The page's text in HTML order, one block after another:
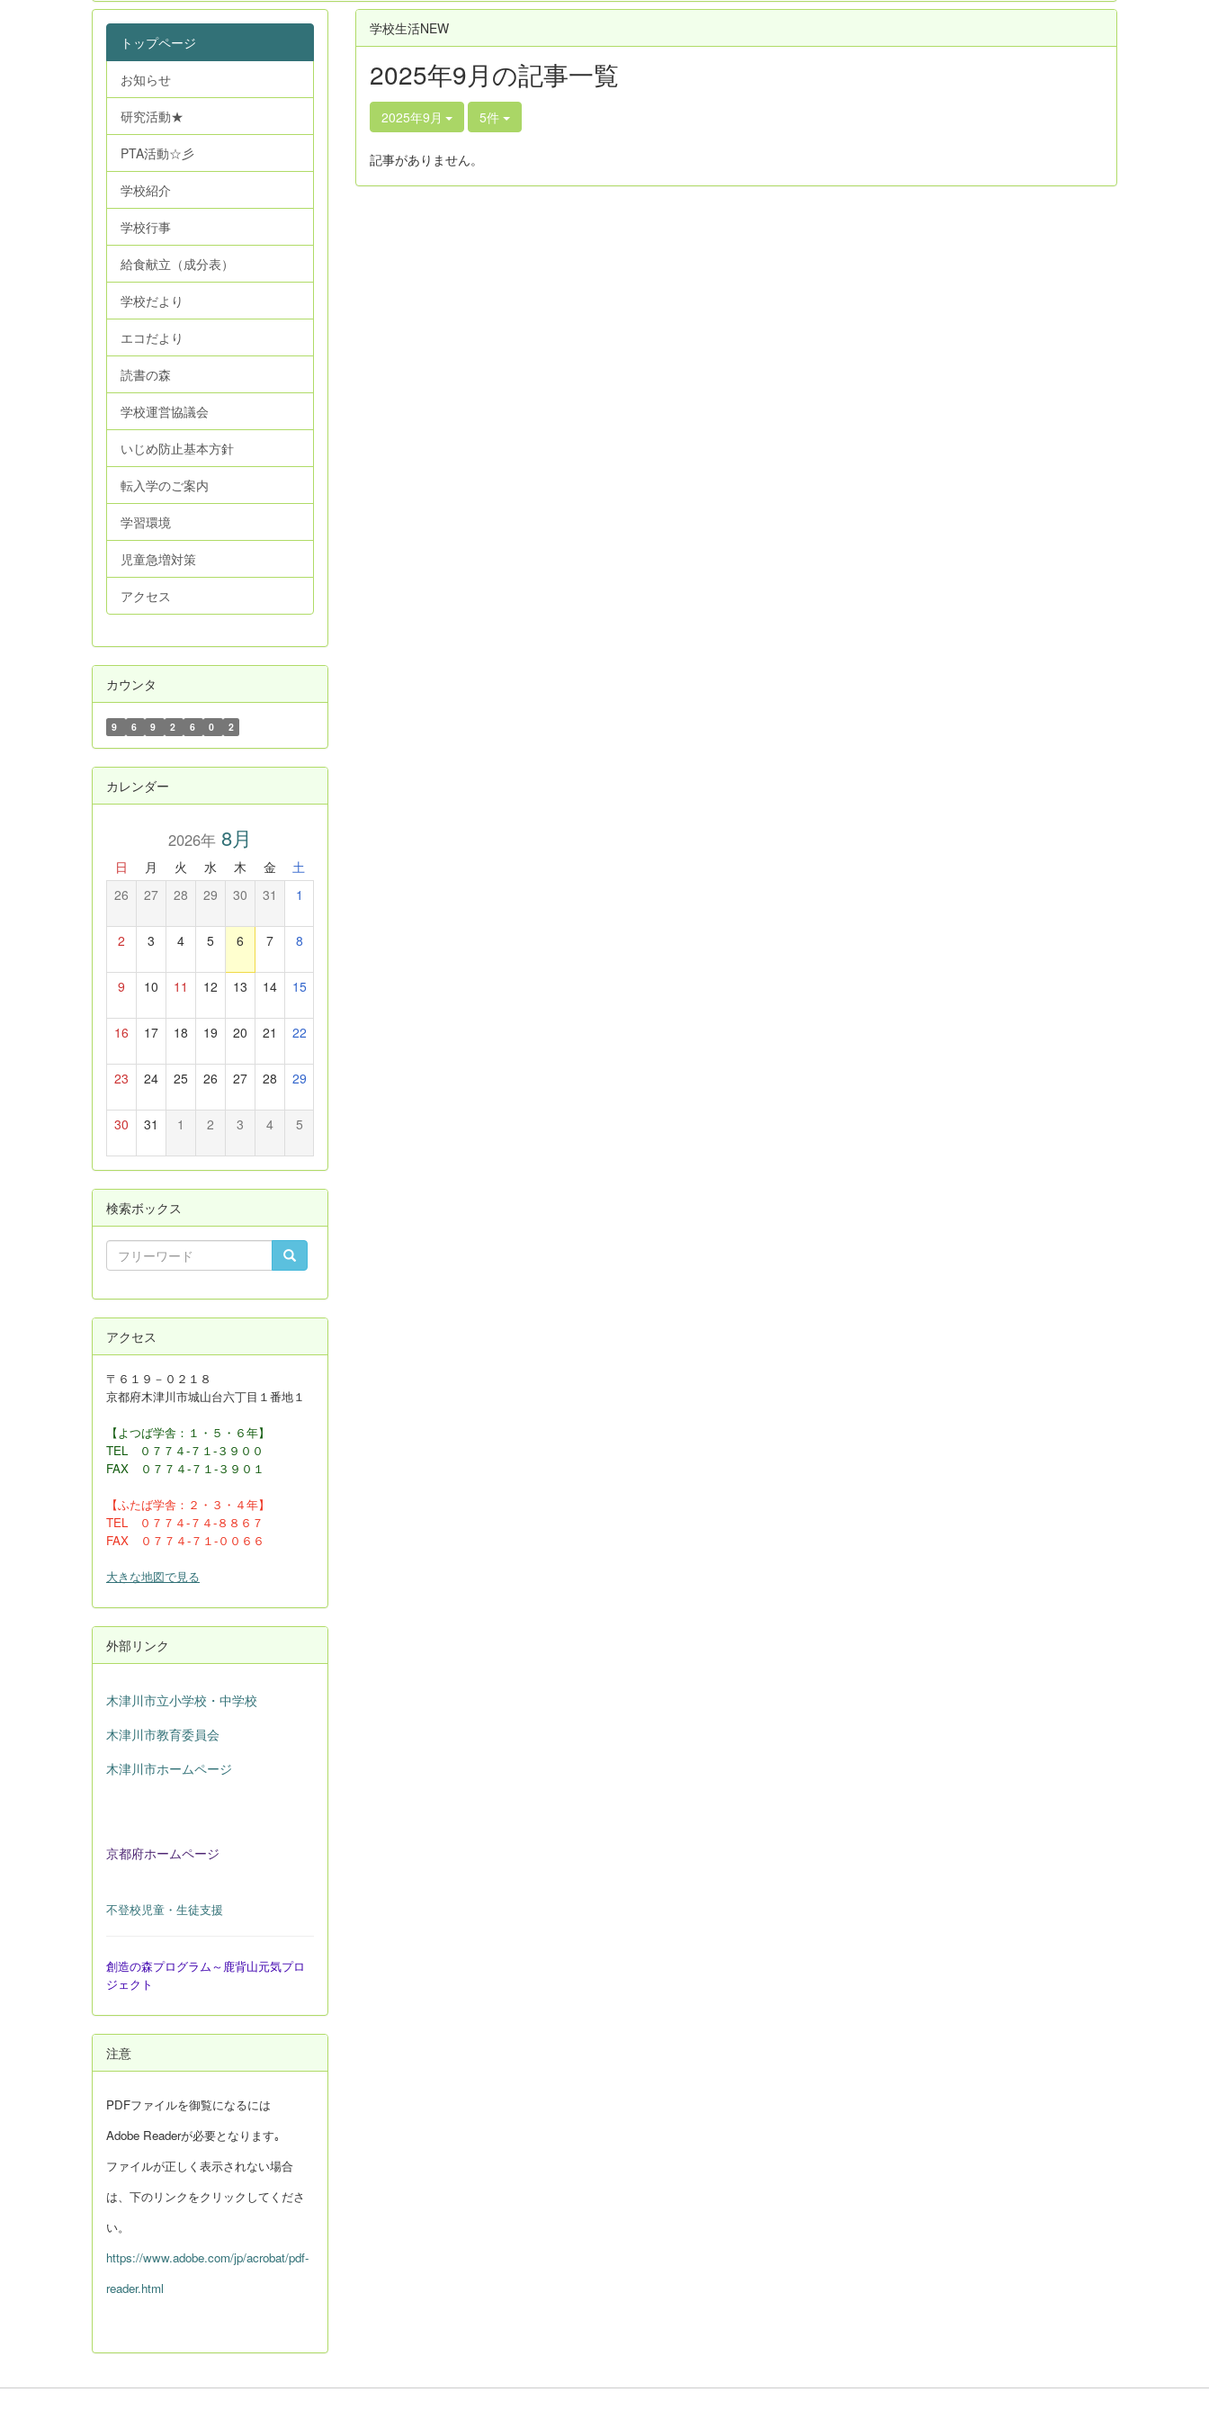
学校生活NEW
2025年9月の記事一覧
2025年9月 5件
記事がありません。
トップページ
お知らせ
研究活動★
PTA活動☆彡
学校紹介
学校行事
給食献立（成分表）
学校だより
エコだより
読書の森
学校運営協議会
いじめ防止基本方針
転入学のご案内
学習環境
児童急増対策
アクセス
カウンタ
9 6 9 2 6 0 2
カレンダー
2026年8月
日 月 火 水 木 金 土
26 27 28 29 30 31 1
2 3 4 5 6 7 8
9 10 11 12 13 14 15
16 17 18 19 20 21 22
23 24 25 26 27 28 29
30 31 1 2 3 4 5
検索ボックス
アクセス
〒６１９－０２１８
京都府木津川市城山台六丁目１番地１
【よつば学舎：１・５・６年】
TEL ０７７４-７１-３９００
FAX
０７７４-７１-３９０１
【ふたば学舎：２・３ ・４年】
TEL ０７７４-７４-８８６７
FAX ０７７４-７１-００６６
大きな地図で見る
外部リンク
木津川市立小学校・中学校
木津川市教育委員会
木津川市ホームページ
京都府ホームページ
不登校児童・生徒支援
創造の森プログラム～鹿背山元気プロ
ジェクト
注意
PDFファイルを御覧になるには
Adobe Readerが必要となります｡
ファイルが正しく表示されない場合
は、下のリンクをクリックしてくださ
い。
https://www.adobe.com/jp/acrobat/pdf-
reader.html